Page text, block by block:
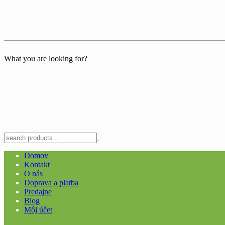
What you are looking for?
Domov
Kontakt
O nás
Doprava a platba
Predajne
Blog
Môj účet